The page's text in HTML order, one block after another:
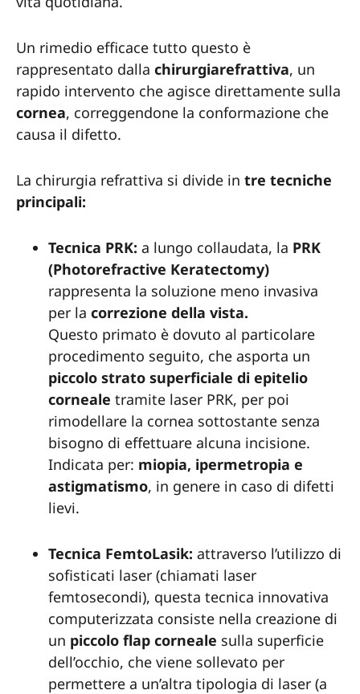
Un rimedio efficace tutto questo è
rappresentato dalla chirurgiarefrattiva, un
rapido intervento che agisce direttamente sulla
cornea, correggendone la conformazione che
causa il difetto.
La chirurgia refrattiva si divide in tre tecniche
principali:
Tecnica PRK: a lungo collaudata, la PRK
(Photorefractive Keratectomy)
rappresenta la soluzione meno invasiva
per la correzione della vista.
Questo primato è dovuto al particolare
procedimento seguito, che asporta un
piccolo strato superficiale di epitelio
corneale tramite laser PRK, per poi
rimodellare la cornea sottostante senza
bisogno di effettuare alcuna incisione.
Indicata per: miopia, ipermetropia e
astigmatismo, in genere in caso di difetti
lievi.
Tecnica FemtoLasik: attraverso l’utilizzo di
sofisticati laser (chiamati laser
femtosecondi), questa tecnica innovativa
computerizzata consiste nella creazione di
un piccolo flap corneale sulla superficie
dell’occhio, che viene sollevato per
permettere a un’altra tipologia di laser (a